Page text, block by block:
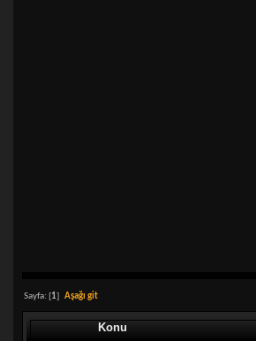
Sayfa: [1] Aşağı git
Konu